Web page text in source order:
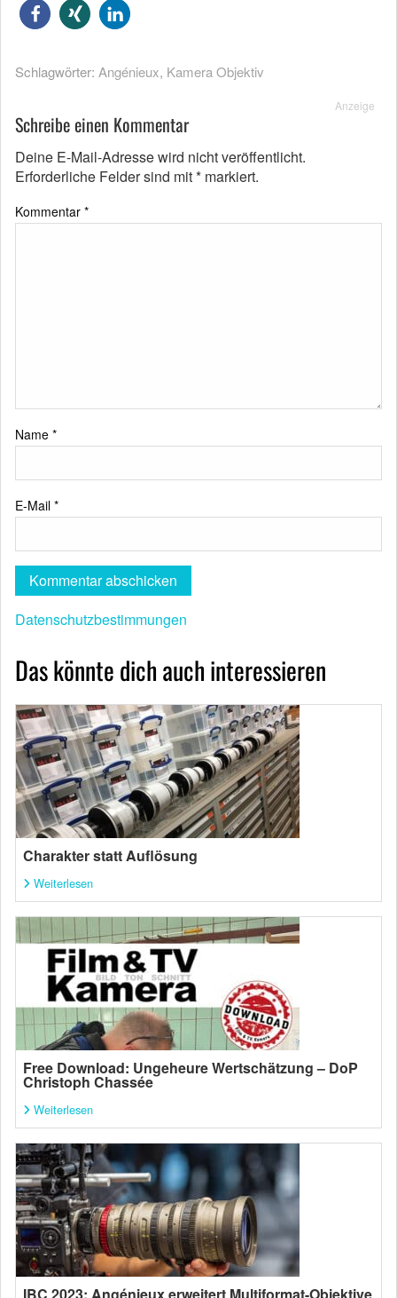
Schlagwörter: Angénieux, Kamera Objektiv
Anzeige
Schreibe einen Kommentar
Deine E-Mail-Adresse wird nicht veröffentlicht.
Erforderliche Felder sind mit* markiert.
Kommentar *
Name *
E-Mail *
Datenschutzbestimmungen
Das könnte dich auch interessieren
Charakter statt Auflösung
Weiterlesen
Free Download: Ungeheure Wertschätzung – DoP
Christoph Chassée
Weiterlesen